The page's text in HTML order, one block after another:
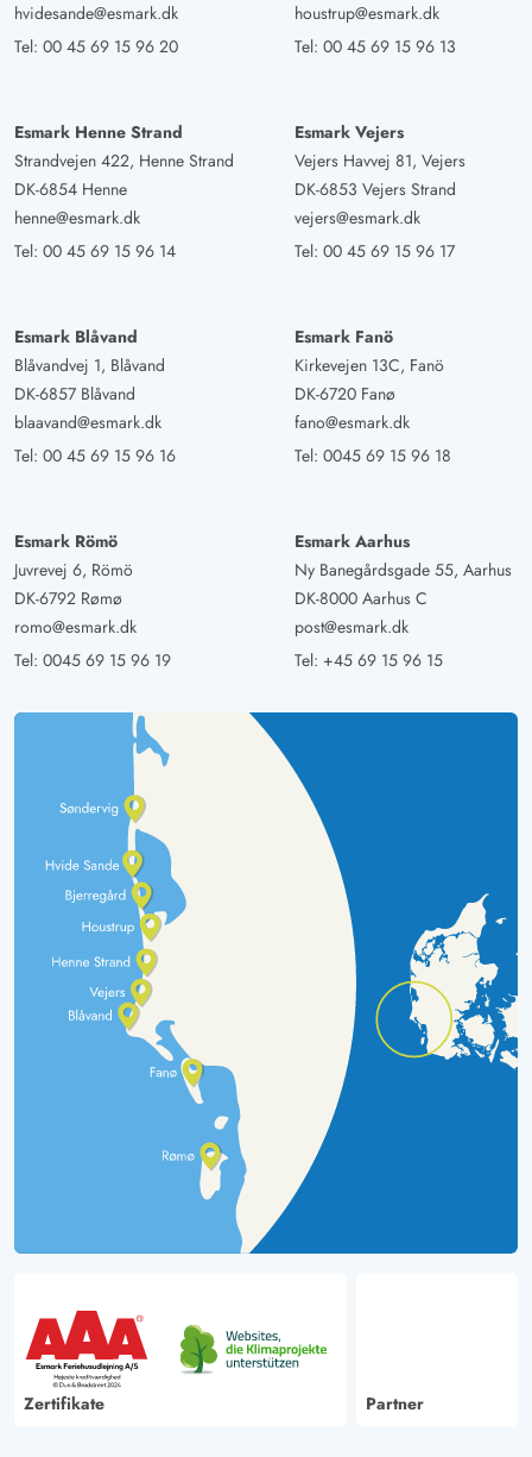
hvidesande@esmark.dk
Tel: 00 45 69 15 96 20
houstrup@esmark.dk
Tel: 00 45 69 15 96 13
Esmark Henne Strand
Strandvejen 422, Henne Strand
DK-6854 Henne
henne@esmark.dk
Tel: 00 45 69 15 96 14
Esmark Vejers
Vejers Havvej 81, Vejers
DK-6853 Vejers Strand
vejers@esmark.dk
Tel: 00 45 69 15 96 17
Esmark Blåvand
Blåvandvej 1, Blåvand
DK-6857 Blåvand
blaavand@esmark.dk
Tel: 00 45 69 15 96 16
Esmark Fanö
Kirkevejen 13C, Fanö
DK-6720 Fanø
fano@esmark.dk
Tel: 0045 69 15 96 18
Esmark Römö
Juvrevej 6, Römö
DK-6792 Rømø
romo@esmark.dk
Tel: 0045 69 15 96 19
Esmark Aarhus
Ny Banegårdsgade 55, Aarhus
DK-8000 Aarhus C
post@esmark.dk
Tel: +45 69 15 96 15
Zertifikate Partner